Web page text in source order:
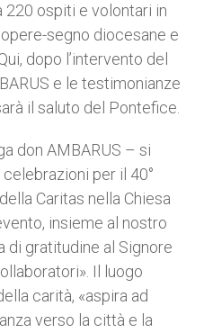
220 ospiti e volontari in
segno diocesane e
dopo l’intervento del
e le testimonianze
il saluto del Pontefice.
don AMBARUS – si
per il 40°
Caritas nella Chiesa
insieme al nostro
di gratitudine al Signore
Il luogo
carità, «aspira ad
verso la città e la